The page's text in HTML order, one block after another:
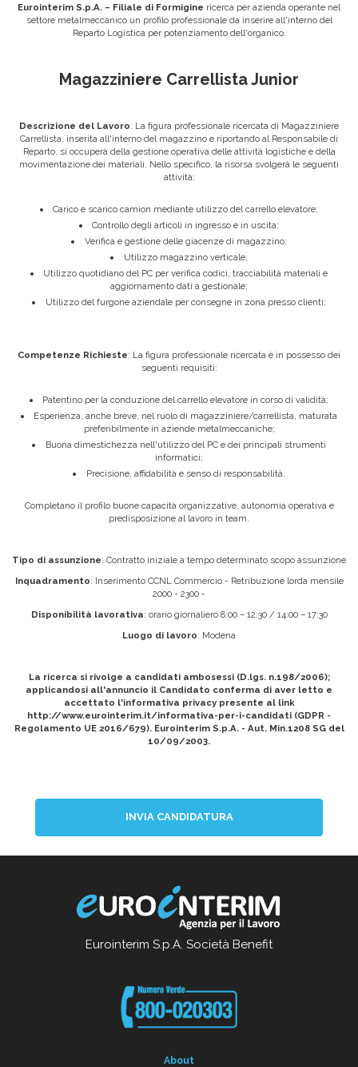
Eurointerim S.p.A. – Filiale di Formigine ricerca per azienda operante nel
settore metalmeccanico un profilo professionale da inserire all'interno del
Reparto Logistica per potenziamento dell'organico.
Magazziniere Carrellista Junior
Descrizione del Lavoro: La figura professionale ricercata di Magazziniere
Carrellista, inserita all'interno del magazzino e riportando al Responsabile di
Reparto, si occuperà della gestione operativa delle attività logistiche e della
movimentazione dei materiali. Nello specifico, la risorsa svolgerà le seguenti
attività:
Carico e scarico camion mediante utilizzo del carrello elevatore;
Controllo degli articoli in ingresso e in uscita;
Verifica e gestione delle giacenze di magazzino;
Utilizzo magazzino verticale;
Utilizzo quotidiano del PC per verifica codici, tracciabilità materiali e
aggiornamento dati a gestionale;
Utilizzo del furgone aziendale per consegne in zona presso clienti;
Competenze Richieste: La figura professionale ricercata è in possesso dei
seguenti requisiti:
Patentino per la conduzione del carrello elevatore in corso di validità;
Esperienza, anche breve, nel ruolo di magazziniere/carrellista, maturata
preferibilmente in aziende metalmeccaniche;
Buona dimestichezza nell'utilizzo del PC e dei principali strumenti
informatici;
Precisione, affidabilità e senso di responsabilità.
Completano il profilo buone capacità organizzative, autonomia operativa e
predisposizione al lavoro in team.
Tipo di assunzione: Contratto iniziale a tempo determinato scopo assunzione
Inquadramento: Inserimento CCNL Commercio - Retribuzione lorda mensile
2000 - 2300 -
Disponibilità lavorativa: orario giornaliero 8:00 – 12:30 / 14:00 – 17:30
Luogo di lavoro: Modena
La ricerca si rivolge a candidati ambosessi (D.lgs. n.198/2006);
applicandosi all'annuncio il Candidato conferma di aver letto e
accettato l'informativa privacy presente al link
http://www.eurointerim.it/informativa-per-i-candidati (GDPR -
Regolamento UE 2016/679). Eurointerim S.p.A. - Aut. Min.1208 SG del
10/09/2003.
INVIA CANDIDATURA
Eurointerim S.p.A. Società Benefit
About